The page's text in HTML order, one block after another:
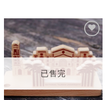
加入
「願
望輕
單」
已售完